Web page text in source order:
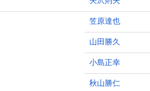
笠原達也
山田勝久
小島正幸
秋山勝仁